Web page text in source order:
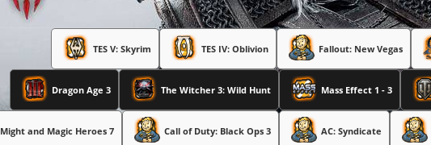
TES V: Skyrim TES IV: Oblivion Fallout: New Vegas
Dragon Age 3 The Witcher 3: Wild Hunt Mass Effect 1 - 3
Might and Magic Heroes 7 Call of Duty: Black Ops 3 AC: Syndicate